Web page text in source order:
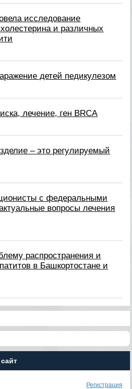
исследование
и различных
детей педикулезом
лечение, ген BRCA
– это регулируемый
с федеральными
вопросы лечения
распространения и
в Башкортостане и
Регистрация